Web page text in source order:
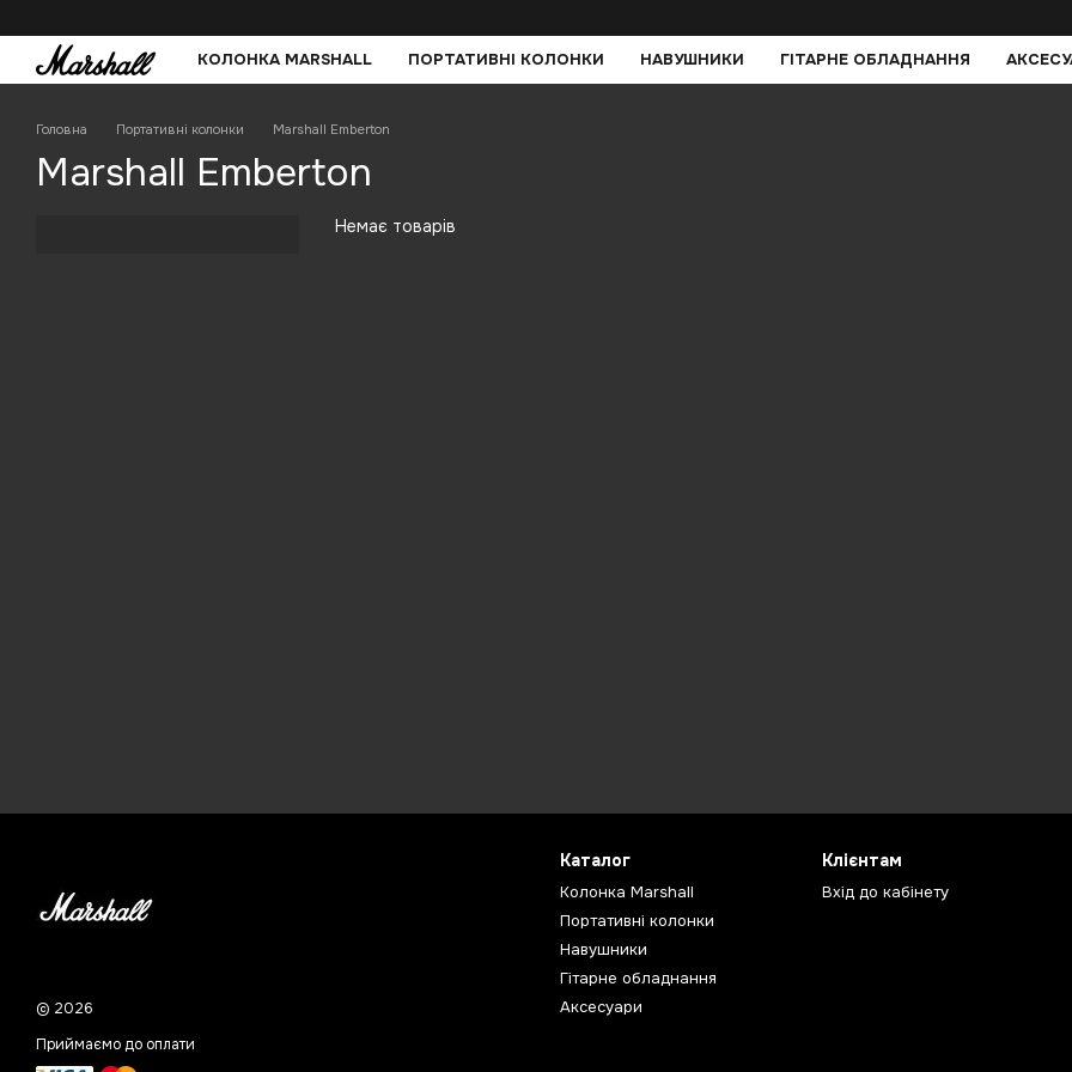
КОЛОНКА MARSHALL ПОРТАТИВНІ КОЛОНКИ НАВУШНИКИ ГІТАРНЕ ОБЛАДНАННЯ
Головна Портативні колонки Marshall Emberton
Marshall Emberton
Немає товарів
© 2026
Приймаємо до оплати
Каталог
Колонка Marshall
Портативні колонки
Навушники
Гітарне обладнання
Аксесуари
Клієнтам
Вхід до кабінету